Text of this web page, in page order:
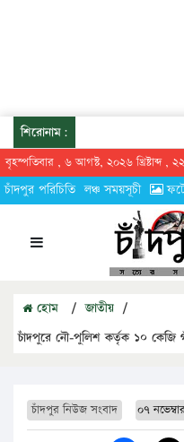
শিরোনাম:
বৃহস্পতিবার , ৬ আগস্ট, ২০২৬ খ্রিষ্টাব্দ ,
চাঁদপুর পরিচিতি লঞ্চ সময়সূচী
হোম / জাতীয় /
চাঁদপুরে নৌ-পুলিশ কর্তৃক ১০
চাঁদপুর নিউজ সংবাদ ০৭